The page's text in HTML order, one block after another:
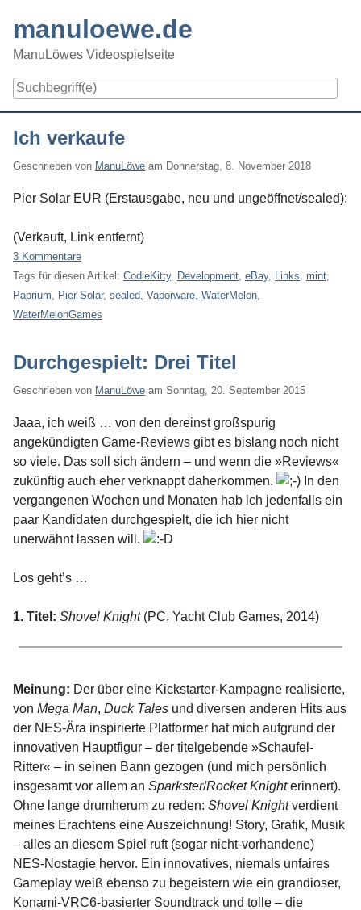
content
manuloewe.de
ManuLöwes Videospielseite
Ich verkaufe
Geschrieben von ManuLöwe am Donnerstag, 8. November 2018
Pier Solar EUR (Erstausgabe, neu und ungeöffnet/sealed):
(Verkauft, Link entfernt)
3 Kommentare
Tags für diesen Artikel: CodieKitty, Development eBay, Links mint
Paprium
Pier Solar, sealed Vaporware WaterMelon
WaterMelonGames
Durchgespielt: Drei Titel
Geschrieben von ManuLöwe am Sonntag, 20. September 2015
Jaaa, ich weiß … von den dereinst großspurig
angekündigten Game-Reviews gibt es bislang noch nicht
so viele. Das soll sich ändern – und wenn die »Reviews«
zukünftig auch eher verknappt daherkommen.
In den
vergangenen Wochen und Monaten hab ich jedenfalls ein
paar Kandidaten durchgespielt, die ich hier nicht
unerwähnt lassen will.
Los geht’s …
1. Titel: Shovel Knight(PC, Yacht Club Games, 2014)
Meinung: Der über eine Kickstarter-Kampagne realisierte,
von Mega Man, Duck Tales und diversen anderen Hits aus
der NES-Ära inspirierte Platformer hat mich aufgrund der
innovativen Hauptfigur – der titelgebende »Schaufel-
Ritter« – in seinen Bann gezogen (und mich persönlich
insgesamt vor allem an Sparkster/Rocket Knighterinnert).
Ohne lange drumherum zu reden: Shovel Knightverdient
meines Erachtens eine Auszeichnung! Story, Grafik, Musik
– alles an diesem Spiel ruft (sogar nicht-vorhandene)
NES-Nostagie hervor. Ein innovatives, niemals unfaires
Gameplay weiß ebenso zu begeistern wie ein grandioser,
Konami-VRC6-basierter Soundtrack und tolle – die